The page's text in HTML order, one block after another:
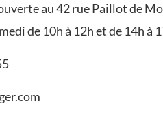
au 42 rue Paillot de
de 10h à 12h et de 14h à